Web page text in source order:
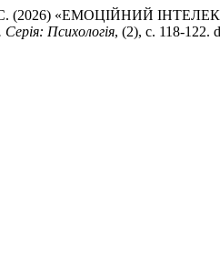
С. (2026) «ЕМОЦІЙНИЙ
Психологія, (2), с. 118-122.